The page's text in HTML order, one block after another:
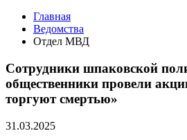
Главная
Ведомства
Отдел МВД
Сотрудники шпаковской
общественники провели
торгуют смертью»
31.03.2025